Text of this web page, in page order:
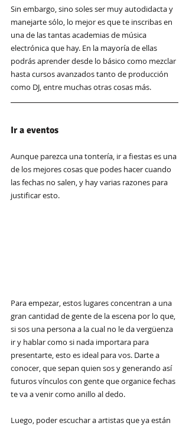
Sin embargo, sino soles ser muy autodidacta y
manejarte sólo, lo mejor es que te inscribas en
una de las tantas academias de música
electrónica que hay. En la mayoría de ellas
podrás aprender desde lo básico como mezclar
hasta cursos avanzados tanto de producción
como DJ, entre muchas otras cosas más.
Ir a eventos
Aunque parezca una tontería, ir a fiestas es una
de los mejores cosas que podes hacer cuando
las fechas no salen, y hay varias razones para
justificar esto.
Para empezar, estos lugares concentran a una
gran cantidad de gente de la escena por lo que,
si sos una persona a la cual no le da vergüenza
ir y hablar como si nada importara para
presentarte, esto es ideal para vos. Darte a
conocer, que sepan quien sos y generando así
futuros vínculos con gente que organice fechas
te va a venir como anillo al dedo.
Luego, poder escuchar a artistas que ya están